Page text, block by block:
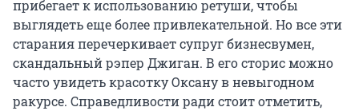
прибегает к использованию ретуши, чтобы
выглядеть еще более привлекательной. Но все эти
старания перечеркивает супруг бизнесвумен,
скандальный рэпер Джиган. В его сторис можно
часто увидеть красотку Оксану в невыгодном
ракурсе. Справедливости ради стоит отметить,